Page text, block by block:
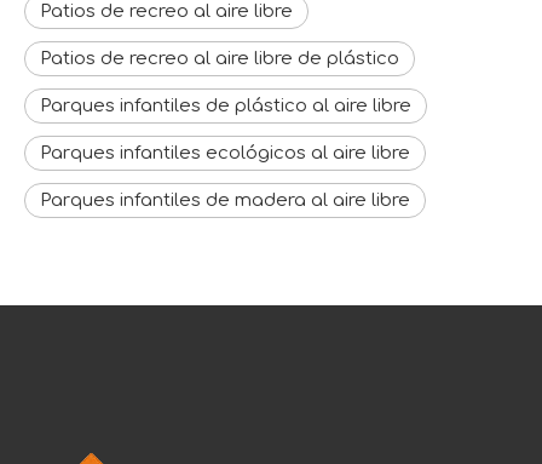
Patios de recreo al aire libre
Patios de recreo al aire libre de plástico
Parques infantiles de plástico al aire libre
Parques infantiles ecológicos al aire libre
Parques infantiles de madera al aire libre